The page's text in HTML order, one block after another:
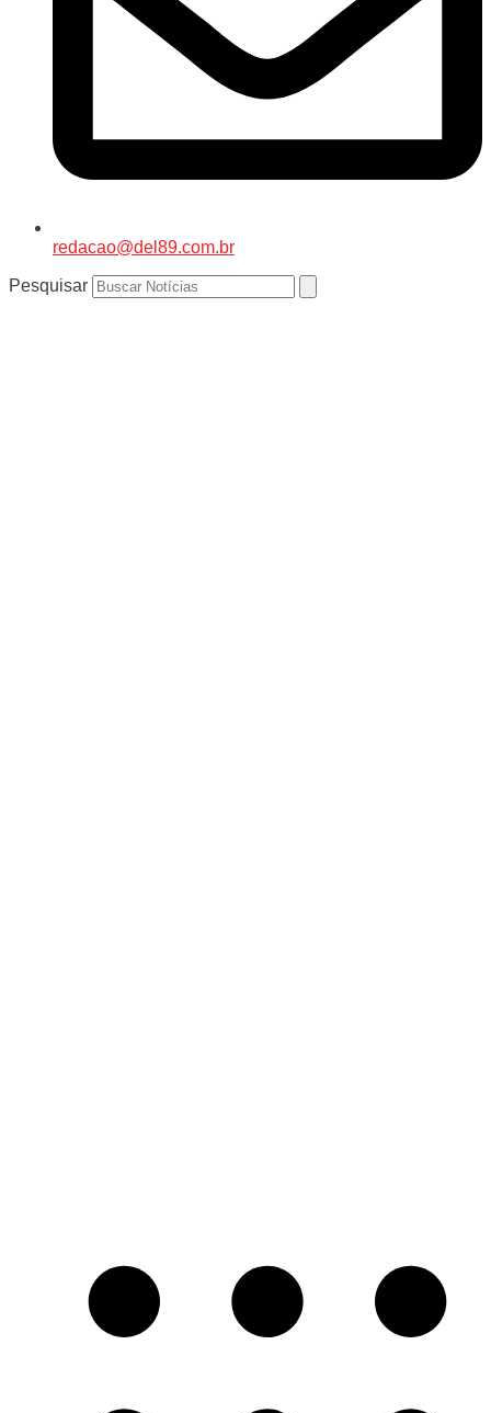
redacao@del89.com.br
Pesquisar